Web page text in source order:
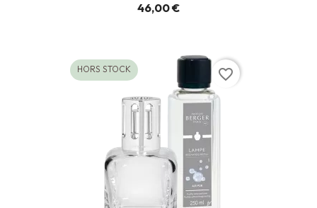
46,00 €
HORS STOCK favorite_border